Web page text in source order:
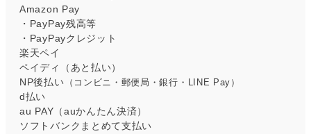
Amazon Pay
・PayPay残高等
・PayPayクレジット
楽天ペイ
ペイディ（あと払い）
NP後払い （コンビニ・郵便局・銀行・LINE Pay）
d払い
au PAY（auかんたん決済）
ソフトバンクまとめて支払い